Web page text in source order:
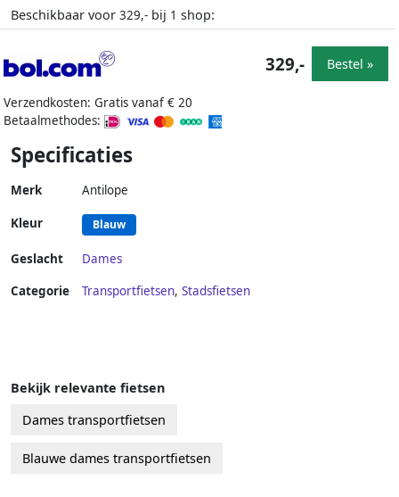
Beschikbaar voor 329,- bij 1 shop:
Verzendkosten: Gratis vanaf € 20
Betaalmethodes:
329,- Bestel »
Specificaties
Merk Antilope
Kleur Blauw
Geslacht
Dames
Categorie
Transportfietsen, Stadsfietsen
Bekijk relevante fietsen
Dames transportfietsen
Blauwe dames transportfietsen